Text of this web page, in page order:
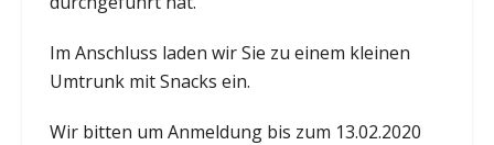
Im Anschluss laden wir Sie zu einem kleinen
Umtrunk mit Snacks ein.
Wir bitten um Anmeldung bis zum 13.02.2020